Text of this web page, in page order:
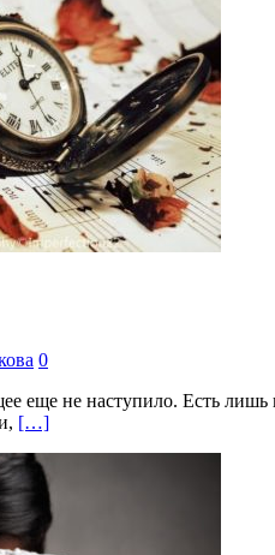
0
еще не наступило. Есть лишь
[…]